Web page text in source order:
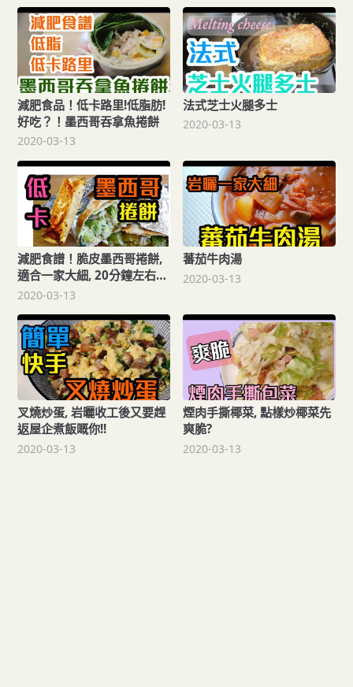
減肥食品！低卡路里!低脂肪!
好吃？！墨西哥吞拿魚捲餅
2020-03-13
法式芝士火腿多士
2020-03-13
減肥食譜！脆皮墨西哥捲餅,
適合一家大細, 20分鐘左右就
搞掂!
2020-03-13
蕃茄牛肉湯
2020-03-13
叉燒炒蛋, 岩曬收工後又要趕
返屋企煮飯嘅你!!
2020-03-13
煙肉手撕椰菜, 點樣炒椰菜先
爽脆?
2020-03-13